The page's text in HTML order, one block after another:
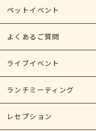
ペットイベント
よくあるご質問
ライブイベント
ランチミーティング
レセプション